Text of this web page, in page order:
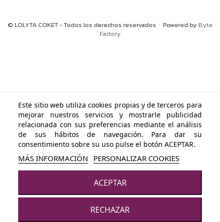
Este sitio web utiliza cookies propias y de terceros para
mejorar nuestros servicios y mostrarle publicidad
relacionada con sus preferencias mediante el análisis
de sus hábitos de navegación. Para dar su
consentimiento sobre su uso pulse el botón ACEPTAR.
MÁS INFORMACIÓN PERSONALIZAR COOKIES
RECHAZAR
ACEPTAR
© LOLYTA COKET - Todos los derechos reservados · Powered by Byte
Factory